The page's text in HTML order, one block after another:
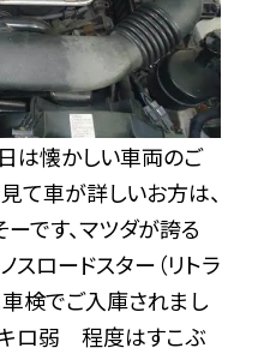
は懐かしい車両のご
て車が詳しいお方は、
ーです、マツダが誇る
ロードスター（リトラ
車検でご入庫されまし
ロ弱 程度はすこぶ